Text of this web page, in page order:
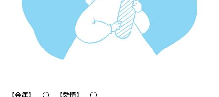
【金運】 〇 【愛情】 〇